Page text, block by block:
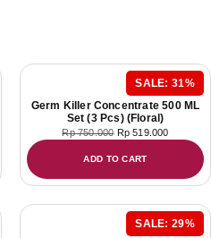
SALE: 31%
Germ Killer Concentrate 500 ML
Set (3 Pcs) (Floral)
Rp750.000 Rp 519.000
ADD TO CART
SALE: 29%